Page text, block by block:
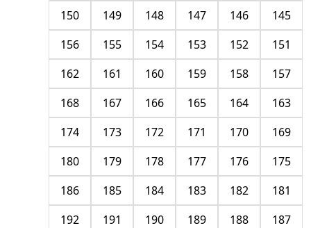
145
146
147
148
149
150
151
152
153
154
155
156
157
158
159
160
161
162
163
164
165
166
167
168
169
170
171
172
173
174
175
176
177
178
179
180
181
182
183
184
185
186
187
188
189
190
191
192